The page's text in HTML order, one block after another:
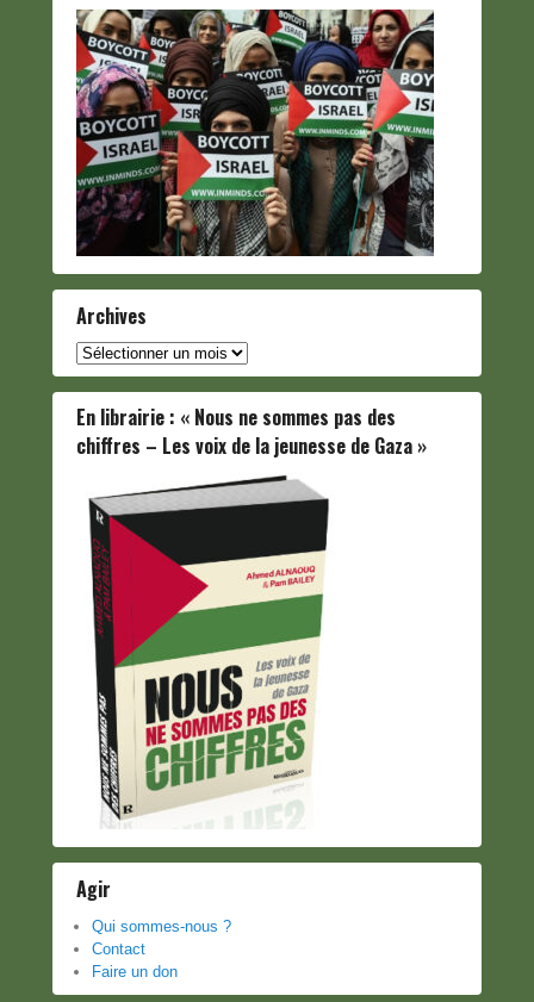
Archives
Archives
En librairie : « Nous ne sommes pas des
chiffres – Les voix de la jeunesse de Gaza »
Agir
Qui sommes-nous ?
Contact
Faire un don